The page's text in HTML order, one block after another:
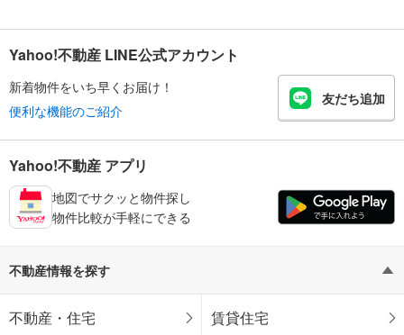
Yahoo!不動産 LINE公式アカウント
新着物件をいち早くお届け！
便利な機能のご紹介
友だち追加
Yahoo!不動産 アプリ
地図でサクッと物件探し
物件比較が手軽にできる
不動産情報を探す
不動産・住宅 賃貸住宅